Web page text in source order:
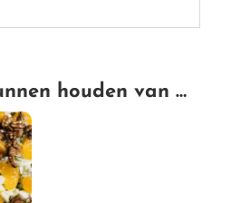
houden van …